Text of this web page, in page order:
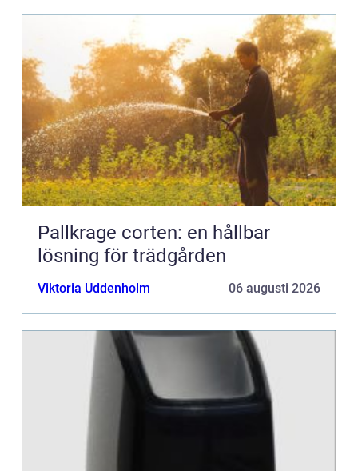
Pallkrage corten: en hållbar
lösning för trädgården
Viktoria Uddenholm 06 augusti 2026